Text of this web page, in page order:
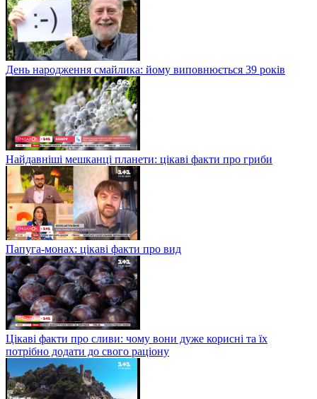
День народження смайлика: йому виповнюється 39 років
Найдавніші мешканці планети: цікаві факти про гриби
Папуга-монах: цікаві факти про вид
Цікаві факти про сливи: чому вони дуже корисні та їх
потрібно додати до свого раціону